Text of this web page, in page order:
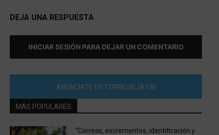
DEJA UNA RESPUESTA
INICIAR SESIÓN PARA DEJAR UN COMENTARIO
ANÚNCIATE EN TORREVIEJA ON
MÁS POPULARES
“Correas, excrementos, identificación y